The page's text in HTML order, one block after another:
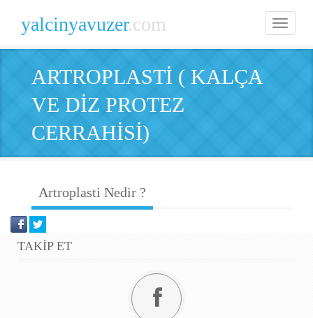
Toggle
navigation
yalcinyavuzer.com
ARTROPLASTİ ( KALÇA
VE DİZ PROTEZ
CERRAHİSİ)
Artroplasti Nedir ?
TAKİP ET